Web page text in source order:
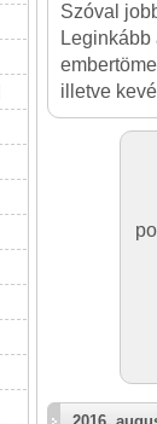
Szóval
Leginkább
illetve